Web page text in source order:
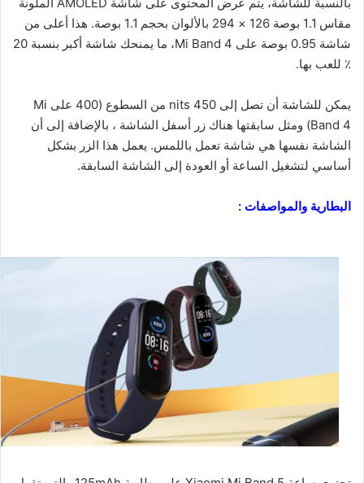
مقاس 1.1 بوصة 126 × 294 بالألوان بحجم 1.1 بوصة. هذا أعلى من
شاشة 0.95 بوصة على Mi Band 4، ما يمنحك شاشة أكبر بنسبة 20
٪ للعب بها.
يمكن للشاشة أن تصل إلى 450 nits من السطوع (400 على Mi
Band 4) ومثل سابقتها هناك زر أسفل الشاشة ، بالإضافة إلى أن
الشاشة نفسها هي شاشة تعمل باللمس. يعمل هذا الزر بشكل
أساسي لتشغيل الساعة أو العودة إلى الشاشة السابقة.
البطارية والمواصفات :